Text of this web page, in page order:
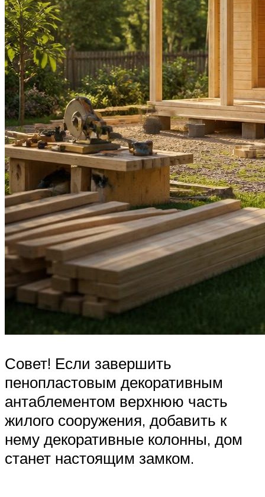
Совет! Если завершить
пенопластовым декоративным
антаблементом верхнюю часть
жилого сооружения, добавить к
нему декоративные колонны, дом
станет настоящим замком.